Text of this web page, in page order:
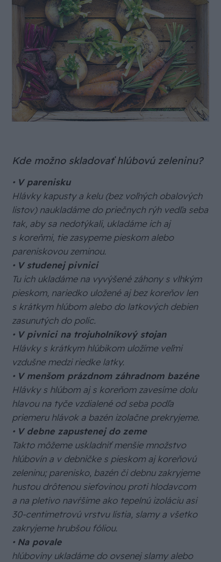
Kde možno skladovať hlúbovú zeleninu?
• V parenisku
Hlávky kapusty a kelu (bez voľných obalových
listov) naukladáme do priečnych rýh vedľa seba
tak, aby sa nedotýkali, ukladáme ich aj
s koreňmi, tie zasypeme pieskom alebo
pareniskovou zeminou.
• V studenej pivnici
Tu ich ukladáme na vyvýšené záhony s vlhkým
pieskom, nariedko uložené aj bez koreňov len
s krátkym hlúbom alebo do latkových debien
zasunutých do políc.
• V pivnici na trojuholníkový stojan
Hlávky s krátkym hlúbikom uložíme veľmi
vzdušne medzi riedke latky.
• V menšom prázdnom záhradnom bazéne
Hlávky s hlúbom aj s koreňom zavesíme dolu
hlavou na tyče vzdialené od seba podľa
priemeru hlávok a bazén izolačne prekryjeme.
• V debne zapustenej do zeme
Takto môžeme uskladniť menšie množstvo
hlúbovín a v debničke s pieskom aj koreňovú
zeleninu; parenisko, bazén či debnu zakryjeme
hustou drôtenou sieťovinou proti hlodavcom
a na pletivo navŕšime ako tepelnú izoláciu asi
30-centimetrovú vrstvu lístia, slamy a všetko
zakryjeme hrubšou fóliou.
• Na povale
hlúboviny ukladáme do ovsenej slamy alebo